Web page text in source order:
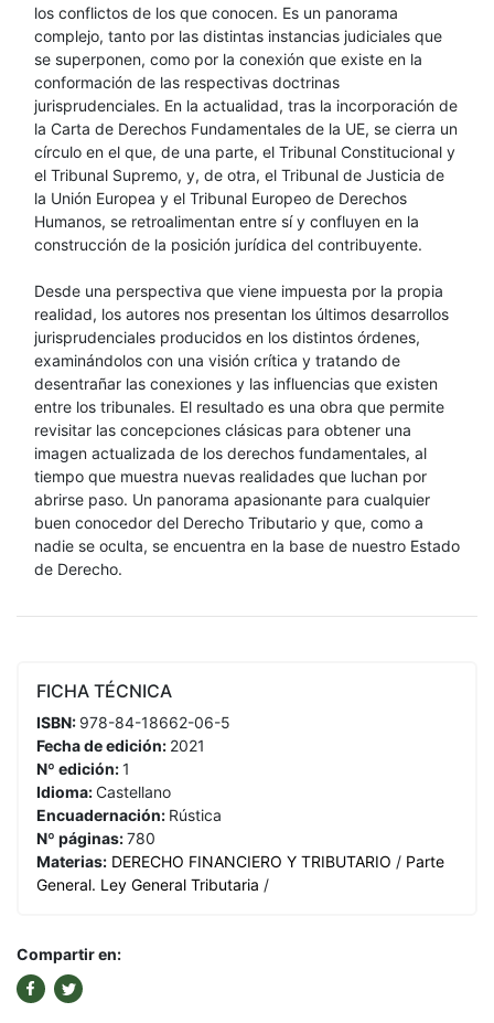
los conflictos de los que conocen. Es un panorama
complejo, tanto por las distintas instancias judiciales que
se superponen, como por la conexión que existe en la
conformación de las respectivas doctrinas
jurisprudenciales. En la actualidad, tras la incorporación de
la Carta de Derechos Fundamentales de la UE, se cierra un
círculo en el que, de una parte, el Tribunal Constitucional y
el Tribunal Supremo, y, de otra, el Tribunal de Justicia de
la Unión Europea y el Tribunal Europeo de Derechos
Humanos, se retroalimentan entre sí y confluyen en la
construcción de la posición jurídica del contribuyente.
Desde una perspectiva que viene impuesta por la propia
realidad, los autores nos presentan los últimos desarrollos
jurisprudenciales producidos en los distintos órdenes,
examinándolos con una visión crítica y tratando de
desentrañar las conexiones y las influencias que existen
entre los tribunales. El resultado es una obra que permite
revisitar las concepciones clásicas para obtener una
imagen actualizada de los derechos fundamentales, al
tiempo que muestra nuevas realidades que luchan por
abrirse paso. Un panorama apasionante para cualquier
buen conocedor del Derecho Tributario y que, como a
nadie se oculta, se encuentra en la base de nuestro Estado
de Derecho.
FICHA TÉCNICA
ISBN: 978-84-18662-06-5
Fecha de edición: 2021
Nº edición:1
Idioma:Castellano
Encuadernación: Rústica
Nº páginas:780
Materias: DERECHO FINANCIERO Y TRIBUTARIO / Parte
General. Ley General Tributaria /
Compartir en: